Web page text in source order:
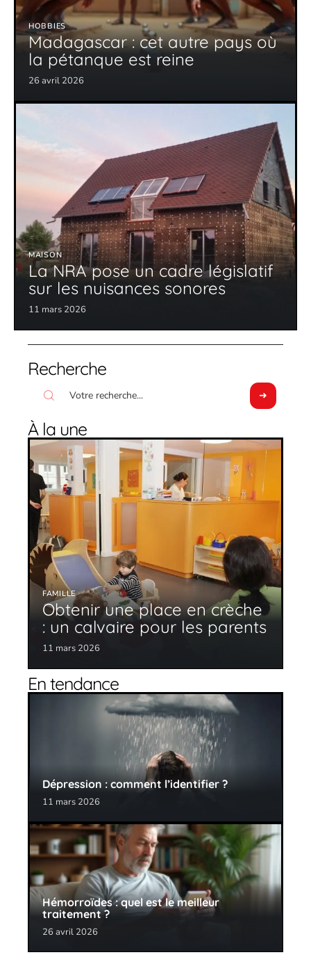
HOBBIES
Madagascar : cet autre pays où
la pétanque est reine
26 avril 2026
MAISON
La NRA pose un cadre législatif
sur les nuisances sonores
11 mars 2026
Recherche
À la une
FAMILLE
Obtenir une place en crèche
: un calvaire pour les parents
11 mars 2026
En tendance
Dépression : comment l’identifier ?
11 mars 2026
Hémorroïdes : quel est le meilleur
traitement ?
26 avril 2026